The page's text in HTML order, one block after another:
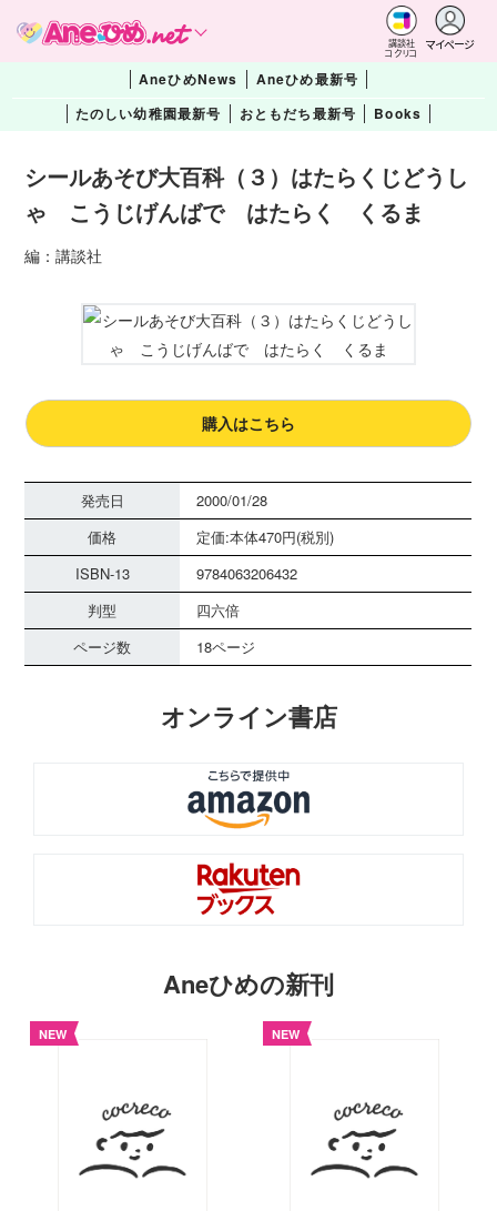
講談社
コクリコ
マイページ
AneひめNews
Aneひめ最新号
たのしい幼稚園最新号
おともだち最新号 Books
シールあそび大百科（３）はたらくじどうし
ゃ こうじげんばで はたらく くるま
編：講談社
購入はこちら
発売日
2000/01/28
価格
定価:本体470円(税別)
ISBN-13
9784063206432
判型
四六倍
ページ数
18ページ
オンライン書店
Aneひめの新刊
NEW NEW